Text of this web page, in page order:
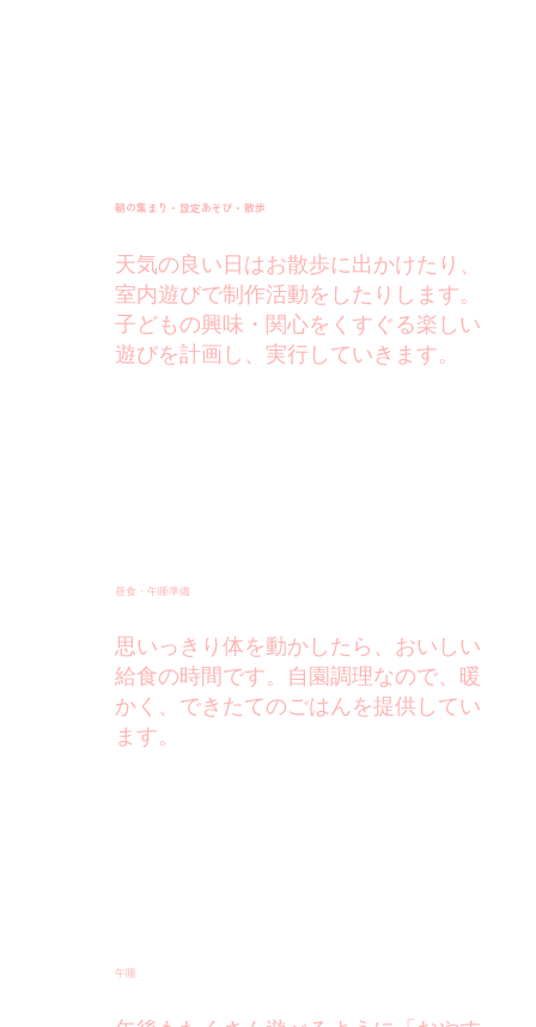
朝の集まり・設定あそび・散歩
天気の良い日はお散歩に出かけたり、
室内遊びで制作活動をしたりします。
子どもの興味・関心をくすぐる楽しい
遊びを計画し、実行していきます。
昼食・午睡準備
思いっきり体を動かしたら、おいしい
給食の時間です。自園調理なので、暖
かく、できたてのごはんを提供してい
ます。
午睡